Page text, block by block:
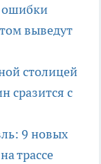
ошибки
выведут
столицей
сразится с
9 новых
трассе